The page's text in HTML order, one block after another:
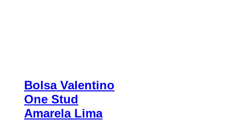
Bolsa Valentino
One Stud
Amarela Lima